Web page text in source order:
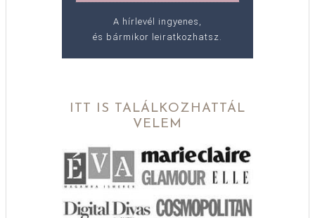
A hírlevél ingyenes,
és bármikor leiratkozhatsz.
ITT IS TALÁLKOZHATTÁL
VELEM